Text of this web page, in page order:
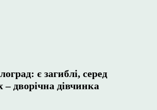
є загиблі, серед
дворічна дівчинка